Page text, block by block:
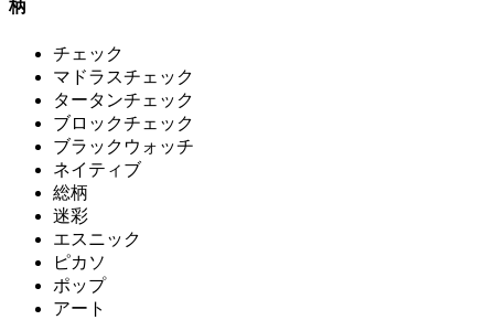
柄
チェック
マドラスチェック
タータンチェック
ブロックチェック
ブラックウォッチ
ネイティブ
総柄
迷彩
エスニック
ピカソ
ポップ
アート